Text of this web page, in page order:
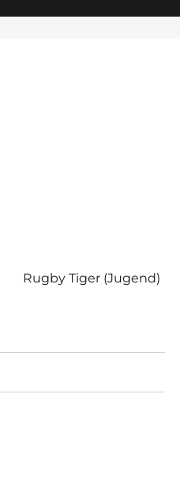
Rugby Tiger (Jugend)